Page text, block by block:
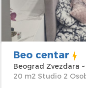
26
Cena
35 €
Beo centar
Beograd Zvezdara
20 m2 Studio 2